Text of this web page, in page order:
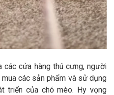
cửa hàng thú cưng, người
các sản phẩm và sử dụng
triển của chó mèo. Hy vọng